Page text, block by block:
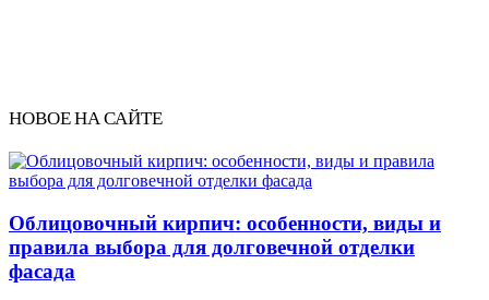
НОВОЕ НА САЙТЕ
Облицовочный кирпич: особенности, виды и
правила выбора для долговечной отделки
фасада